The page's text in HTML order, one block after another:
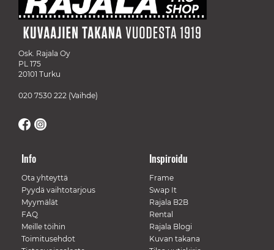
Osk. Rajala Oy
PL 175
20101 Turku
020 7530 222 (Vaihde)
Info
Ota yhteyttä
Pyydä vaihtotarjous
Myymälät
FAQ
Meille töihin
Toimitusehdot
Inspiroidu
Frame
Swap It
Rajala B2B
Rental
Rajala Blogi
Kuvan takana